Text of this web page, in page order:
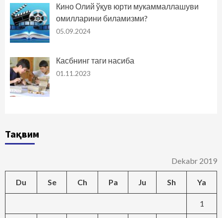
Кино Олий ўқув юрти мукаммаллашуви
омилларини биламизми?
05.09.2024
Касбнинг таги насиба
01.11.2023
Тақвим
Dekabr 2019
Du Se Ch Pa Ju Sh Ya
1